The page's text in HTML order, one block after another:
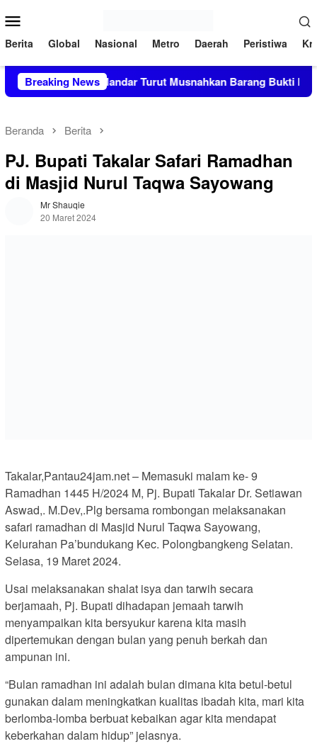
ke
kontenMobile
Berita Global Nasional Metro Daerah Peristiwa
Breaking News
Polewali Mandar Turut Musnahkan Barang Bukti Perkara
Beranda Berita
PJ. Bupati Takalar Safari Ramadhan
di Masjid Nurul Taqwa Sayowang
Mr Shauqie
20 Maret 2024
Takalar,Pantau24jam.net – Memasuki malam ke- 9
Ramadhan 1445 H/2024 M, Pj. Bupati Takalar Dr. Setiawan
Aswad,. M.Dev,.Plg bersama rombongan melaksanakan
safari ramadhan di Masjid Nurul Taqwa Sayowang,
Kelurahan Pa’bundukang Kec. Polongbangkeng Selatan.
Selasa, 19 Maret 2024.
Usai melaksanakan shalat isya dan tarwih secara
berjamaah, Pj. Bupati dihadapan jemaah tarwih
menyampaikan kita bersyukur karena kita masih
dipertemukan dengan bulan yang penuh berkah dan
ampunan ini.
“Bulan ramadhan ini adalah bulan dimana kita betul-betul
gunakan dalam meningkatkan kualitas ibadah kita, mari kita
berlomba-lomba berbuat kebaikan agar kita mendapat
keberkahan dalam hidup” jelasnya.